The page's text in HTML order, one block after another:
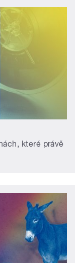
které právě